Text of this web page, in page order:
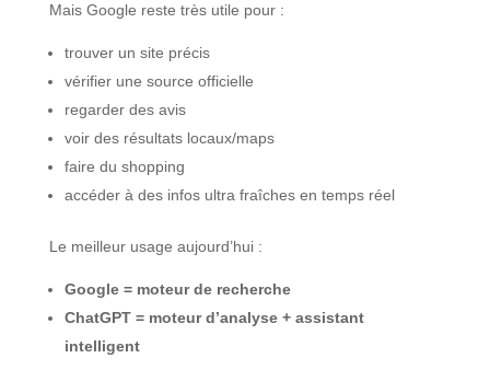
Mais Google reste très utile pour :
trouver un site précis
vérifier une source officielle
regarder des avis
voir des résultats locaux/maps
faire du shopping
accéder à des infos ultra fraîches en temps réel
Le meilleur usage aujourd’hui :
Google = moteur de recherche
ChatGPT = moteur d’analyse + assistant
intelligent